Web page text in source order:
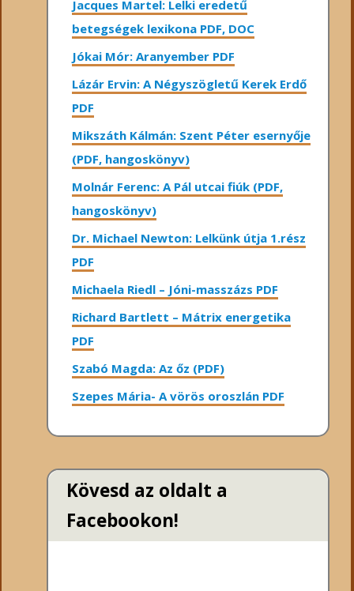
Jacques Martel: Lelki eredetű
betegségek lexikona PDF, DOC
Jókai Mór: Aranyember PDF
Lázár Ervin: A Négyszögletű Kerek Erdő
PDF
Mikszáth Kálmán: Szent Péter esernyője
(PDF, hangoskönyv)
Molnár Ferenc: A Pál utcai fiúk (PDF,
hangoskönyv)
Dr. Michael Newton: Lelkünk útja 1.rész
PDF
Michaela Riedl – Jóni-masszázs PDF
Richard Bartlett – Mátrix energetika
PDF
Szabó Magda: Az őz (PDF)
Szepes Mária- A vörös oroszlán PDF
Kövesd az oldalt a
Facebookon!